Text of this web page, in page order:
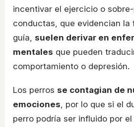
incentivar el ejercicio o
conductas, que evidencian la
guía, suelen derivar en
mentales que pueden
comportamiento o depresión.
Los perros se contagian de
emociones , por lo que si el
perro podría ser influido por